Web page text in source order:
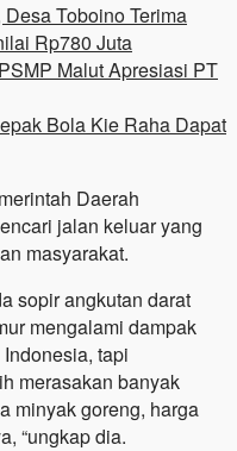
Toboino Terima
Rp780 Juta
Malut Apresiasi PT
Bola Kie Raha Dapat
Daerah
jalan keluar yang
masyarakat.
sopir angkutan darat
mengalami dampak
tapi
merasakan banyak
minyak goreng, harga
“ungkap dia.